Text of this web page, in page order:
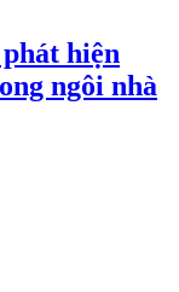
hiện
ngôi nhà